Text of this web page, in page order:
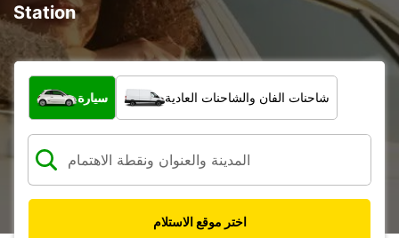
Station
ما نوع المركبة؟
سيارة شاحنات الفان والشاحنات العادية
اختر موقع الاستلام